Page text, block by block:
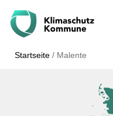
Startseite / Malente